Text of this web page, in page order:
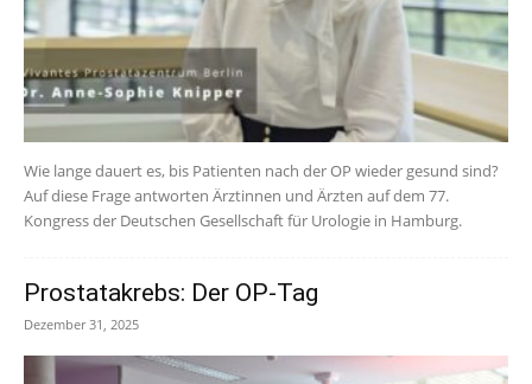
Wie lange dauert es, bis Patienten nach der OP wieder gesund sind?
Auf diese Frage antworten Ärztinnen und Ärzten auf dem 77.
Kongress der Deutschen Gesellschaft für Urologie in Hamburg.
Prostatakrebs: Der OP-Tag
Dezember 31, 2025